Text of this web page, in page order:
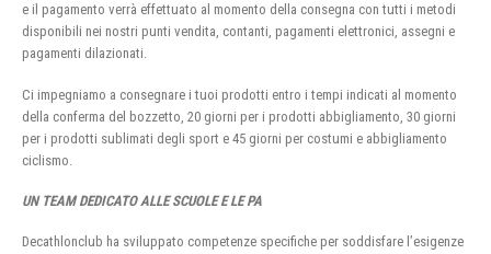
e il pagamento verrà effettuato al momento della consegna con tutti i metodi
disponibili nei nostri punti vendita, contanti, pagamenti elettronici, assegni e
pagamenti dilazionati.
Ci impegniamo a consegnare i tuoi prodotti entro i tempi indicati al momento
della conferma del bozzetto, 20 giorni per i prodotti abbigliamento, 30 giorni
per i prodotti sublimati degli sport e 45 giorni per costumi e abbigliamento
ciclismo.
UN TEAM DEDICATO ALLE SCUOLE E LE PA
Decathlonclub ha sviluppato competenze specifiche per soddisfare l’esigenze